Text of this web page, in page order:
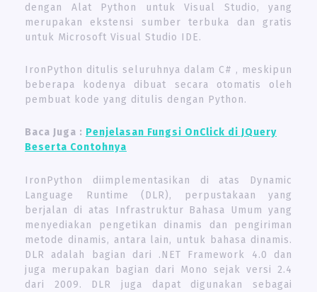
dengan Alat Python untuk Visual Studio, yang
merupakan ekstensi sumber terbuka dan gratis
untuk Microsoft Visual Studio IDE.
IronPython ditulis seluruhnya dalam C# , meskipun
beberapa kodenya dibuat secara otomatis oleh
pembuat kode yang ditulis dengan Python.
Baca Juga : Penjelasan Fungsi OnClick di JQuery
Beserta Contohnya
IronPython diimplementasikan di atas Dynamic
Language Runtime (DLR), perpustakaan yang
berjalan di atas Infrastruktur Bahasa Umum yang
menyediakan pengetikan dinamis dan pengiriman
metode dinamis, antara lain, untuk bahasa dinamis.
DLR adalah bagian dari .NET Framework 4.0 dan
juga merupakan bagian dari Mono sejak versi 2.4
dari 2009. DLR juga dapat digunakan sebagai